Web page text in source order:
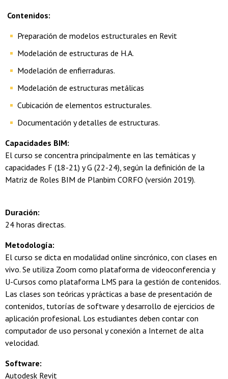
Contenidos:
Preparación de modelos estructurales en Revit
Modelación de estructuras de H.A.
Modelación de enfierraduras.
Modelación de estructuras metálicas
Cubicación de elementos estructurales.
Documentación y detalles de estructuras.
Capacidades BIM:
El curso se concentra principalmente en las temáticas y
capacidades F (18-21) y G (22-24), según la definición de la
Matriz de Roles BIM de Planbim CORFO (versión 2019).
Duración:
24 horas directas.
Metodología:
El curso se dicta en modalidad online sincrónico, con clases en
vivo. Se utiliza Zoom como plataforma de videoconferencia y
U-Cursos como plataforma LMS para la gestión de contenidos.
Las clases son teóricas y prácticas a base de presentación de
contenidos, tutorías de software y desarrollo de ejercicios de
aplicación profesional. Los estudiantes deben contar con
computador de uso personal y conexión a Internet de alta
velocidad.
Software:
Autodesk Revit